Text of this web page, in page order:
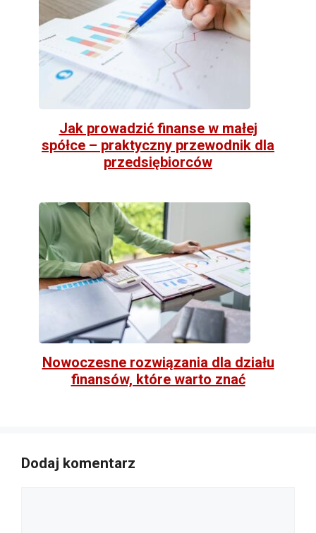
Jak prowadzić finanse w małej
spółce – praktyczny przewodnik dla
przedsiębiorców
Nowoczesne rozwiązania dla działu
finansów, które warto znać
Dodaj komentarz